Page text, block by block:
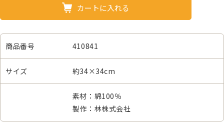
カートに入れる
商品番号 410841
サイズ 約34×34cm
素材：綿100％
製作：林株式会社